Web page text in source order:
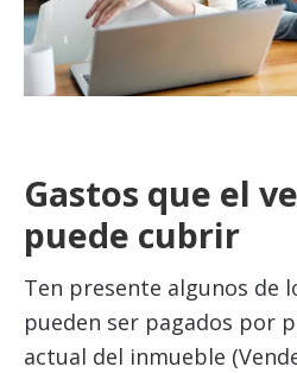
Gastos que el
puede cubrir
Ten presente algunos de
pueden ser pagados por
actual del inmueble